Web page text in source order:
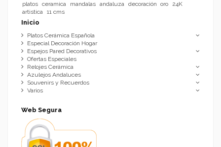
platos ceramica mandalas andaluza decoración oro
24K
artistica 11 cms
Inicio
Platos Cerámica Española
Especial Decoración Hogar
Espejos Pared Decorativos
Ofertas Especiales
Relojes Cerámica
Azulejos Andaluces
Souvenirs y Recuerdos
Varios
Web Segura